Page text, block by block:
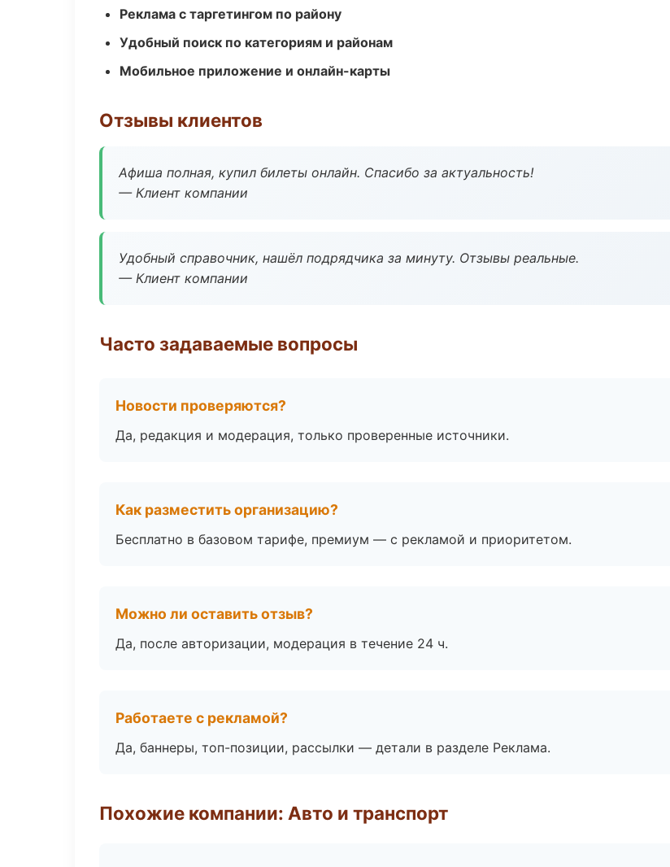
Реклама с таргетингом по району
Удобный поиск по категориям и районам
Мобильное приложение и онлайн-карты
Отзывы клиентов
Афиша полная, купил билеты онлайн. Спасибо за актуальность!
— Клиент компании
Удобный справочник, нашёл подрядчика за минуту. Отзывы реальные.
— Клиент компании
Часто задаваемые вопросы
Новости проверяются?
Да, редакция и модерация, только проверенные источники.
Как разместить организацию?
Бесплатно в базовом тарифе, премиум — с рекламой и приоритетом.
Можно ли оставить отзыв?
Да, после авторизации, модерация в течение 24 ч.
Работаете с рекламой?
Да, баннеры, топ-позиции, рассылки — детали в разделе Реклама.
Похожие компании: Авто и транспорт